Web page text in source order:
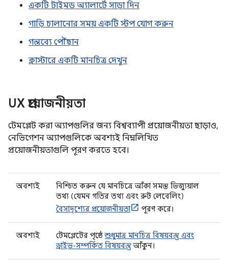
একটি টাইমড অ্যালার্টে সাড়া দিন
গাড়ি চালানোর সময় একটি স্টপ যোগ করুন
গন্তব্যে পৌঁছান
ক্লাস্টারে একটি মানচিত্র দেখুন
UX প্রয়োজনীয়তা
টেমপ্লেট করা অ্যাপগুলির জন্য বিশ্বব্যাপী প্রয়োজনীয়তা ছাড়াও,
নেভিগেশন অ্যাপগুলিকে অবশ্যই নিম্নলিখিত
প্রয়োজনীয়তাগুলি পূরণ করতে হবে।
অবশ্যই
নিশ্চিত করুন যে মানচিত্রে আঁকা সমস্ত ভিজ্যুয়াল
তথ্য (যেমন গতির তথ্য এবং রুট লেবেলিং)
বৈসাদৃশ্যের প্রয়োজনীয়তা
পূরণ করে।
অবশ্যই টেমপ্লেটের পৃষ্ঠেশুধুমাত্র মানচিত্র বিষয়বস্তু এবং
ড্রাইভ-সম্পর্কিত বিষয়বস্তুআঁকুন।